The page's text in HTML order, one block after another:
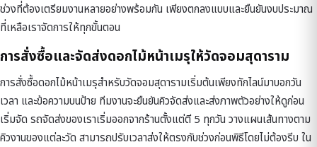
ช่วงที่ต้องเตรียมงานหลายอย่างพร้อมกัน เพียงตกลงแบบและยืนยันงบประมาณ
ที่เหลือเราจัดการให้ทุกขั้นตอน
การสั่งซื้อและจัดส่งดอกไม้หน้าเมรุให้วัดจอมสุดาราม
การสั่งซื้อดอกไม้หน้าเมรุสำหรับวัดจอมสุดารามเริ่มต้นเพียงทักไลน์มาบอกวัน
เวลา และข้อความบนป้าย ทีมงานจะยืนยันคิวจัดส่งและส่งภาพตัวอย่างให้ดูก่อน
เริ่มจัด รถจัดส่งของเราเริ่มออกจากร้านตั้งแต่ตี 5 ทุกวัน วางแผนเส้นทางตาม
คิวงานของแต่ละวัด สามารถปรับเวลาส่งให้ตรงกับช่วงก่อนพิธีโดยไม่ต้องรีบ ใน